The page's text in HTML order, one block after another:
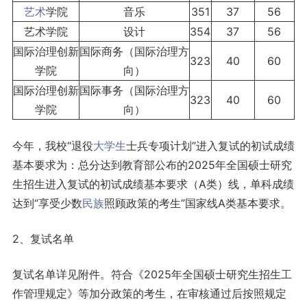
艺术学院 音乐 351 37
56
艺术学院
设计 354 37
56
国际治理创新
学院
国际商务（国际治理方
向）
323 40 60
国际治理创新
学院
国际事务（国际治理方
向）
323 40 60
今年，我校“退役大学生士兵专项计划”进入复试的初试成绩
基本要求为：总分达到教育部公布的2025年全国硕士研究
生招生进入复试的初试成绩基本要求（A类）线，单科成绩
达到“享受少数民族照顾政策的考生”国家线A类基本要求。
2、复试名单
复试名单详见附件。符合《2025年全国硕士研究生招生工
作管理规定》等加分政策的考生，在审核通过后按照规定